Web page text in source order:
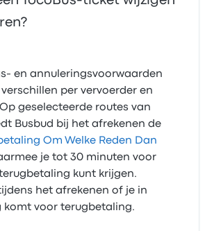
en annuleringsvoorwaarden
per vervoerder en
geselecteerde routes van
Busbud bij het afrekenen de
Om Welke Reden Dan
je tot 30 minuten voor
kunt krijgen.
het afrekenen of je in
komt voor terugbetaling.